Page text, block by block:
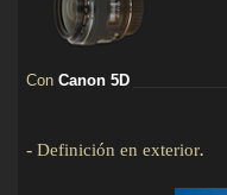
Con Canon 5D
- Definición en exterior.